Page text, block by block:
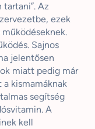
tartani”. Az
ezek
működéseknek.
Sajnos
jelentősen
miatt pedig már
a kismamáknak
segítség
A
kell